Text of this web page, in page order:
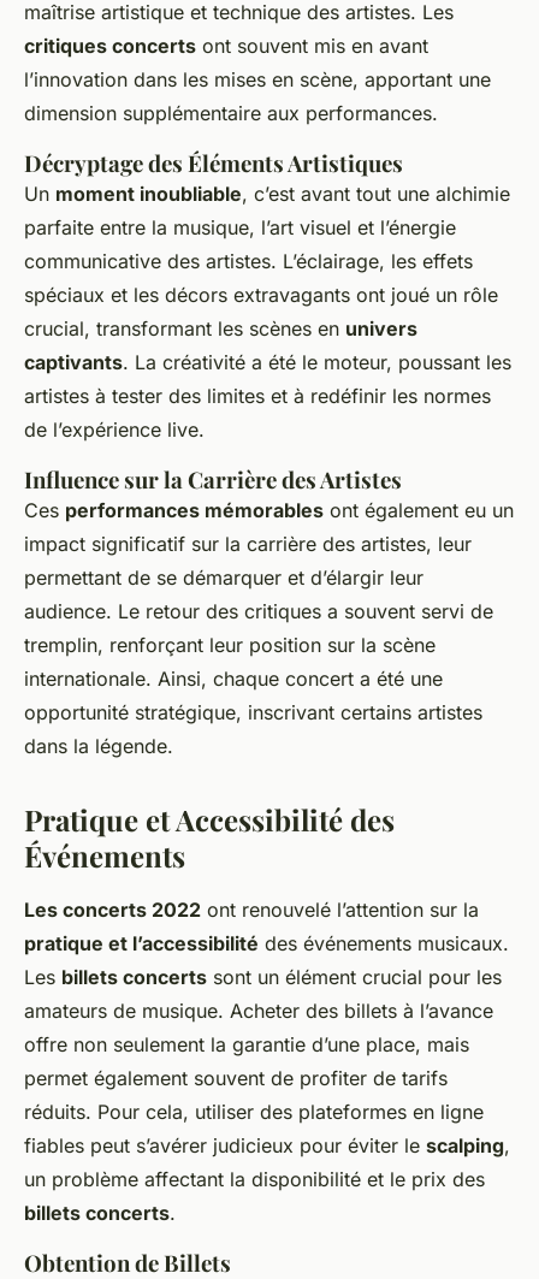
maîtrise artistique et technique des artistes. Les
critiques concerts ont souvent mis en avant
l’innovation dans les mises en scène, apportant une
dimension supplémentaire aux performances.
Décryptage des Éléments Artistiques
Un moment inoubliable, c’est avant tout une alchimie
parfaite entre la musique, l’art visuel et l’énergie
communicative des artistes. L’éclairage, les effets
spéciaux et les décors extravagants ont joué un rôle
crucial, transformant les scènes en univers
captivants. La créativité a été le moteur, poussant les
artistes à tester des limites et à redéfinir les normes
de l’expérience live.
Influence sur la Carrière des Artistes
Ces performances mémorables ont également eu un
impact significatif sur la carrière des artistes, leur
permettant de se démarquer et d’élargir leur
audience. Le retour des critiques a souvent servi de
tremplin, renforçant leur position sur la scène
internationale. Ainsi, chaque concert a été une
opportunité stratégique, inscrivant certains artistes
dans la légende.
Pratique et Accessibilité des
Événements
Les concerts 2022 ont renouvelé l’attention sur la
pratique et l’accessibilité des événements musicaux.
Les billets concerts sont un élément crucial pour les
amateurs de musique. Acheter des billets à l’avance
offre non seulement la garantie d’une place, mais
permet également souvent de profiter de tarifs
réduits. Pour cela, utiliser des plateformes en ligne
fiables peut s’avérer judicieux pour éviter le scalping,
un problème affectant la disponibilité et le prix des
billets concerts.
Obtention de Billets